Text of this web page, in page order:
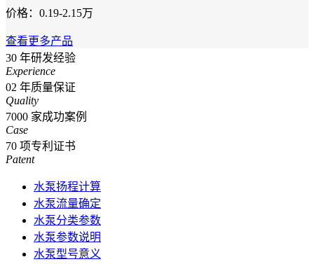
价格：0.19-2.15万
查看更多产品
30 年研发经验
Experience
02 年质量保证
Quality
7000 家成功案例
Case
70 项专利证书
Patent
水泵扬程计算
水泵流量确定
水泵分类参数
水泵参数说明
水泵型号意义